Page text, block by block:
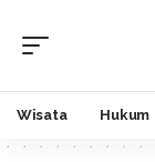
Wisata Hukum